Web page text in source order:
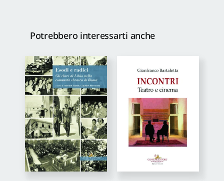
Potrebbero interessarti anche